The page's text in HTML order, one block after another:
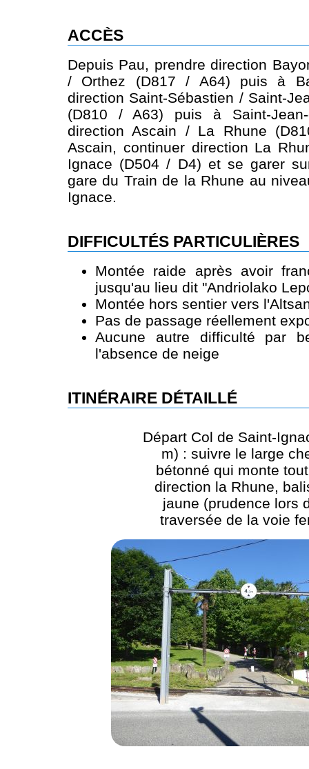
ACCÈS
Depuis Pau, prendre direction
/ Orthez (D817 / A64) puis à
direction Saint-Sébastien / Saint-
(D810 / A63) puis à Saint-Jean-
direction Ascain / La Rhune
Ascain, continuer direction La
Ignace (D504 / D4) et se garer
gare du Train de la Rhune au
Ignace.
DIFFICULTÉS PARTICULIÈRES
Montée raide après avoir
jusqu'au lieu dit "Andriolako
Montée hors sentier vers
Pas de passage réellement
Aucune autre difficulté par
l'absence de neige
ITINÉRAIRE DÉTAILLÉ
Départ Col de Saint-
m) : suivre le large
bétonné qui monte
direction la Rhune,
jaune (prudence lors
traversée de la voie